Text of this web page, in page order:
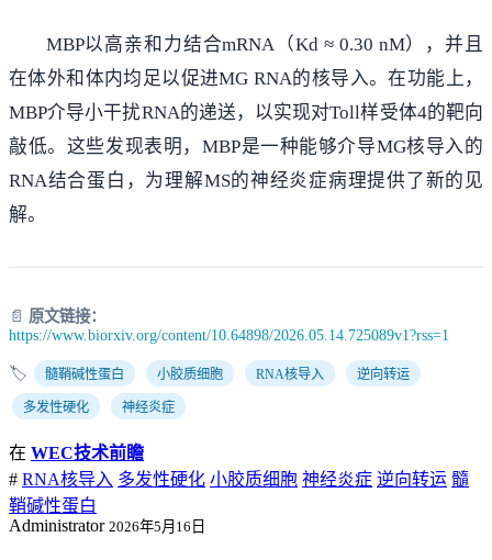
MBP以高亲和力结合mRNA（Kd ≈ 0.30 nM），并且
在体外和体内均足以促进MG RNA的核导入。在功能上，
MBP介导小干扰RNA的递送，以实现对Toll样受体4的靶向
敲低。这些发现表明，MBP是一种能够介导MG核导入的
RNA结合蛋白，为理解MS的神经炎症病理提供了新的见
解。
📄 原文链接：
https://www.biorxiv.org/content/10.64898/2026.05.14.725089v1?rss=1
🏷️ 髓鞘碱性蛋白 小胶质细胞 RNA核导入 逆向转运
多发性硬化 神经炎症
在 WEC技术前瞻
# RNA核导入 多发性硬化 小胶质细胞 神经炎症 逆向转运 髓
鞘碱性蛋白
Administrator 2026年5月16日